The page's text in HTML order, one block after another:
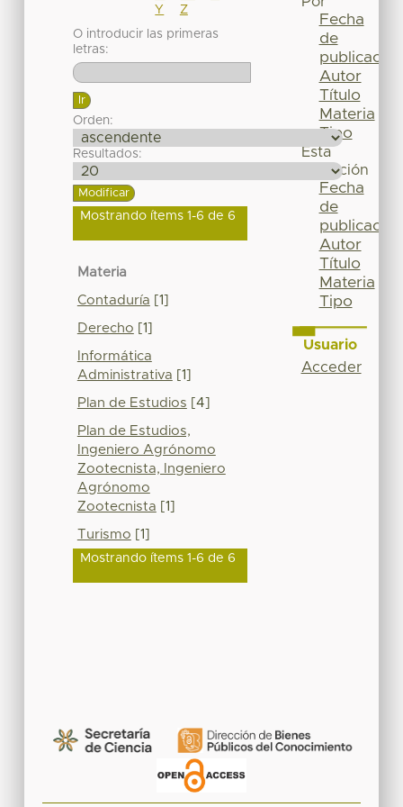
Y
Z
O introducir las primeras
letras:
Orden:
Resultados:
Mostrando ítems 1-6 de 6
Materia
Contaduría [1]
Derecho [1]
Informática
Administrativa [1]
Plan de Estudios [4]
Plan de Estudios,
Ingeniero Agrónomo
Zootecnista, Ingeniero
Agrónomo
Zootecnista [1]
Turismo [1]
Mostrando ítems 1-6 de 6
Fecha
de
publicación
Autor
Título
Materia
Tipo
Esta
colección
Fecha
de
publicación
Autor
Título
Materia
Tipo
Usuario
Acceder